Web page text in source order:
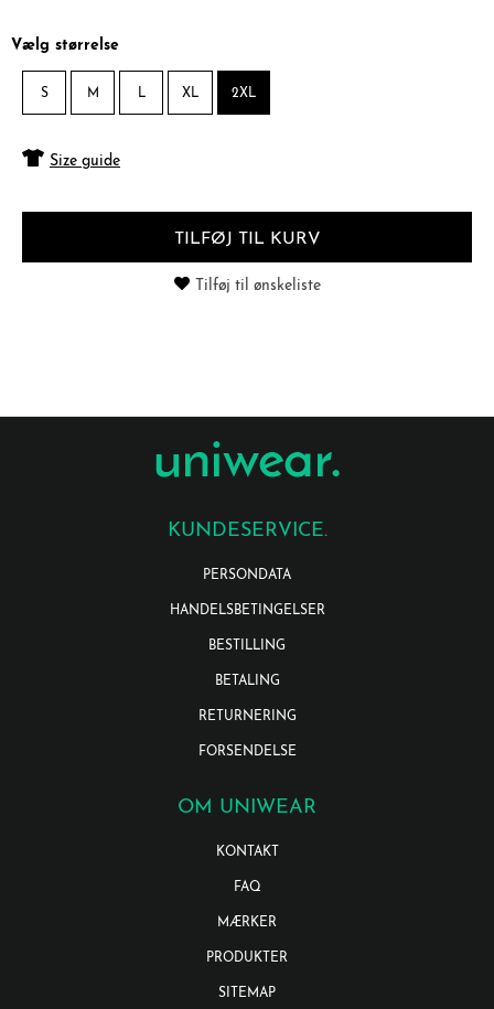
Vælg størrelse
S M L XL 2XL
Size guide
TILFØJ TIL KURV
Tilføj til ønskeliste
KUNDESERVICE.
PERSONDATA
HANDELSBETINGELSER
BESTILLING
BETALING
RETURNERING
FORSENDELSE
OM UNIWEAR
KONTAKT
FAQ
MÆRKER
PRODUKTER
SITEMAP